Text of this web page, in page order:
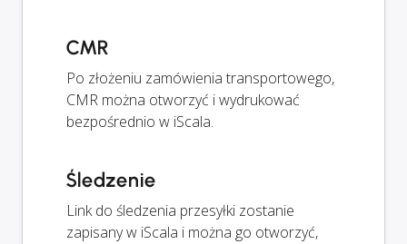
CMR
Po złożeniu zamówienia transportowego,
CMR można otworzyć i wydrukować
bezpośrednio w iScala.
Śledzenie
Link do śledzenia przesyłki zostanie
zapisany w iScala i można go otworzyć,